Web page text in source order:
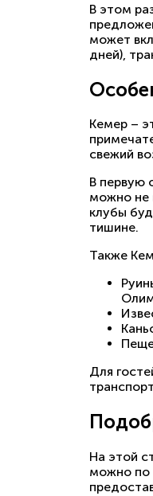
В этом
может
дней),
Кемер –
свежий
В первую
можно не
клубы
тишине.
Также
Для
На этой
можно по